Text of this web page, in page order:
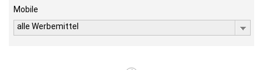
Mobile
alle Werbemittel